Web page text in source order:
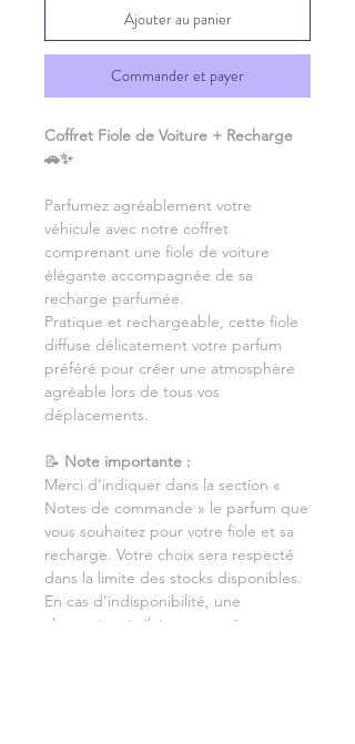
Ajouter au panier
Commander et payer
Coffret Fiole de Voiture + Recharge
🚗✨
Parfumez agréablement votre
véhicule avec notre coffret
comprenant une fiole de voiture
élégante accompagnée de sa
recharge parfumée.
Pratique et rechargeable, cette fiole
diffuse délicatement votre parfum
préféré pour créer une atmosphère
agréable lors de tous vos
déplacements.
📝 Note importante :
Merci d’indiquer dans la section «
Notes de commande » le parfum que
vous souhaitez pour votre fiole et sa
recharge. Votre choix sera respecté
dans la limite des stocks disponibles.
En cas d’indisponibilité, une
alternative similaire pourra être